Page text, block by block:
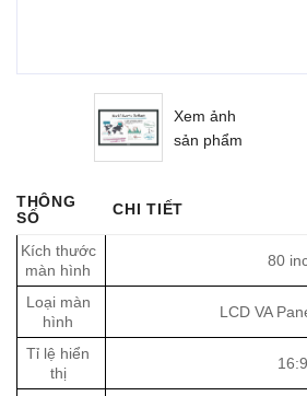
Xem ảnh
sản phẩm
THÔNG
SỐ
CHI TIẾT
Kích thước
màn hình
80
Loại màn
hình
LCD VA
Tỉ lệ hiển
thị
16:9